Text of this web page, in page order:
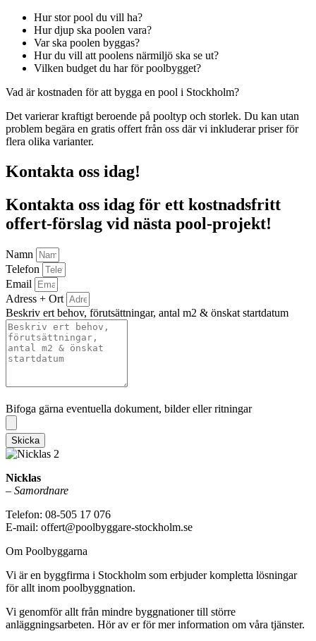
Hur stor pool du vill ha?
Hur djup ska poolen vara?
Var ska poolen byggas?
Hur du vill att poolens närmiljö ska se ut?
Vilken budget du har för poolbygget?
Vad är kostnaden för att bygga en pool i Stockholm?
Det varierar kraftigt beroende på pooltyp och storlek. Du kan utan
problem begära en gratis offert från oss där vi inkluderar priser för
flera olika varianter.
Kontakta oss idag!
Kontakta oss idag för ett kostnadsfritt
offert-förslag vid nästa pool-projekt!
Namn
Telefon
Email
Adress + Ort
Beskriv ert behov, förutsättningar, antal m2 & önskat startdatum
Bifoga gärna eventuella dokument, bilder eller ritningar
Skicka
Nicklas
– Samordnare
Telefon: 08-505 17 076
E-mail: offert@poolbyggare-stockholm.se
Om Poolbyggarna
Vi är en byggfirma i Stockholm som erbjuder kompletta lösningar
för allt inom poolbyggnation.
Vi genomför allt från mindre byggnationer till större
anläggningsarbeten. Hör av er för mer information om våra tjänster.